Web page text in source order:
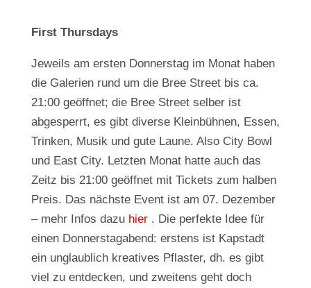
First Thursdays
Jeweils am ersten Donnerstag im Monat haben
die Galerien rund um die Bree Street bis ca.
21:00 geöffnet; die Bree Street selber ist
abgesperrt, es gibt diverse Kleinbühnen, Essen,
Trinken, Musik und gute Laune. Also City Bowl
und East City. Letzten Monat hatte auch das
Zeitz bis 21:00 geöffnet mit Tickets zum halben
Preis. Das nächste Event ist am 07. Dezember
– mehr Infos dazu hier. Die perfekte Idee für
einen Donnerstagabend: erstens ist Kapstadt
ein unglaublich kreatives Pflaster, dh. es gibt
viel zu entdecken, und zweitens geht doch